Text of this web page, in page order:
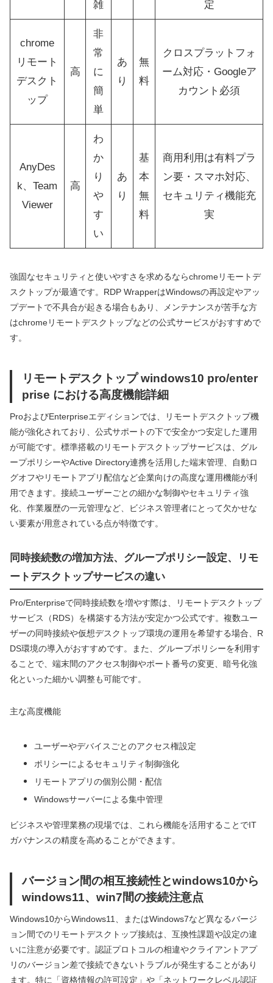
雑 定
chrome
リモート
デスクト
ップ
高
非
常
に
簡
単
あ
り
無
料
クロスプラットフォ
ーム対応・Googleア
カウント必須
AnyDes
k、Team
Viewer
高
わ
か
り
や
す
い
あ
り
基
本
無
料
商用利用は有料プラ
ン要・スマホ対応、
セキュリティ機能充
実
強固なセキュリティと使いやすさを求めるならchromeリモートデ
スクトップが最適です。RDP WrapperはWindowsの再設定やアッ
プデートで不具合が起きる場合もあり、メンテナンスが苦手な方
はchromeリモートデスクトップなどの公式サービスがおすすめで
す。
リモートデスクトップ windows10 pro/enter
prise における高度機能詳細
ProおよびEnterpriseエディションでは、リモートデスクトップ機
能が強化されており、公式サポートの下で安全かつ安定した運用
が可能です。標準搭載のリモートデスクトップサービスは、グル
ープポリシーやActive Directory連携を活用した端末管理、自動ロ
グオフやリモートアプリ配信など企業向けの高度な運用機能が利
用できます。接続ユーザーごとの細かな制御やセキュリティ強
化、作業履歴の一元管理など、ビジネス管理者にとって欠かせな
い要素が用意されている点が特徴です。
同時接続数の増加方法、グループポリシー設定、リモ
ートデスクトップサービスの違い
Pro/Enterpriseで同時接続数を増やす際は、リモートデスクトップ
サービス（RDS）を構築する方法が安定かつ公式です。複数ユー
ザーの同時接続や仮想デスクトップ環境の運用を希望する場合、R
DS環境の導入がおすすめです。また、グループポリシーを利用す
ることで、端末間のアクセス制御やポート番号の変更、暗号化強
化といった細かい調整も可能です。
主な高度機能
ユーザーやデバイスごとのアクセス権設定
ポリシーによるセキュリティ制御強化
リモートアプリの個別公開・配信
Windowsサーバーによる集中管理
ビジネスや管理業務の現場では、これら機能を活用することでIT
ガバナンスの精度を高めることができます。
バージョン間の相互接続性とwindows10から
windows11、win7間の接続注意点
Windows10からWindows11、またはWindows7など異なるバージ
ョン間でのリモートデスクトップ接続は、互換性課題や設定の違
いに注意が必要です。認証プロトコルの相違やクライアントアプ
リのバージョン差で接続できないトラブルが発生することがあり
ます。特に「資格情報の許可設定」や「ネットワークレベル認証